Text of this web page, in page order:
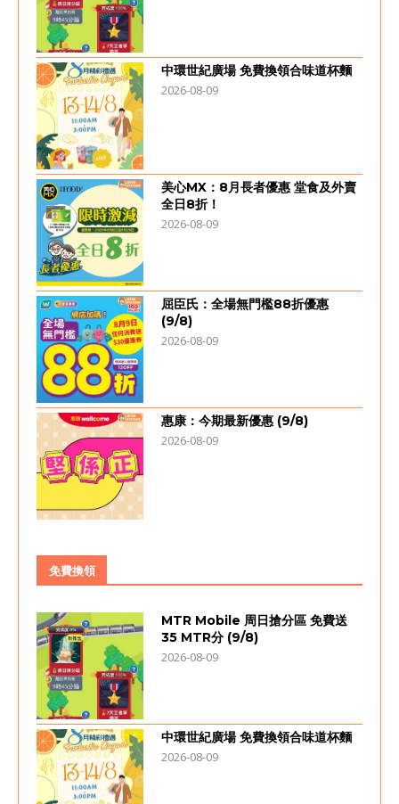
中環世紀廣場 免費換領合味道杯麵
2026-08-09
美心MX：8月長者優惠 堂食及外賣
全日8折！
2026-08-09
屈臣氏：全場無門檻88折優惠
(9/8)
2026-08-09
惠康：今期最新優惠 (9/8)
2026-08-09
免費換領
MTR Mobile 周日搶分區 免費送
35 MTR分 (9/8)
2026-08-09
中環世紀廣場 免費換領合味道杯麵
2026-08-09